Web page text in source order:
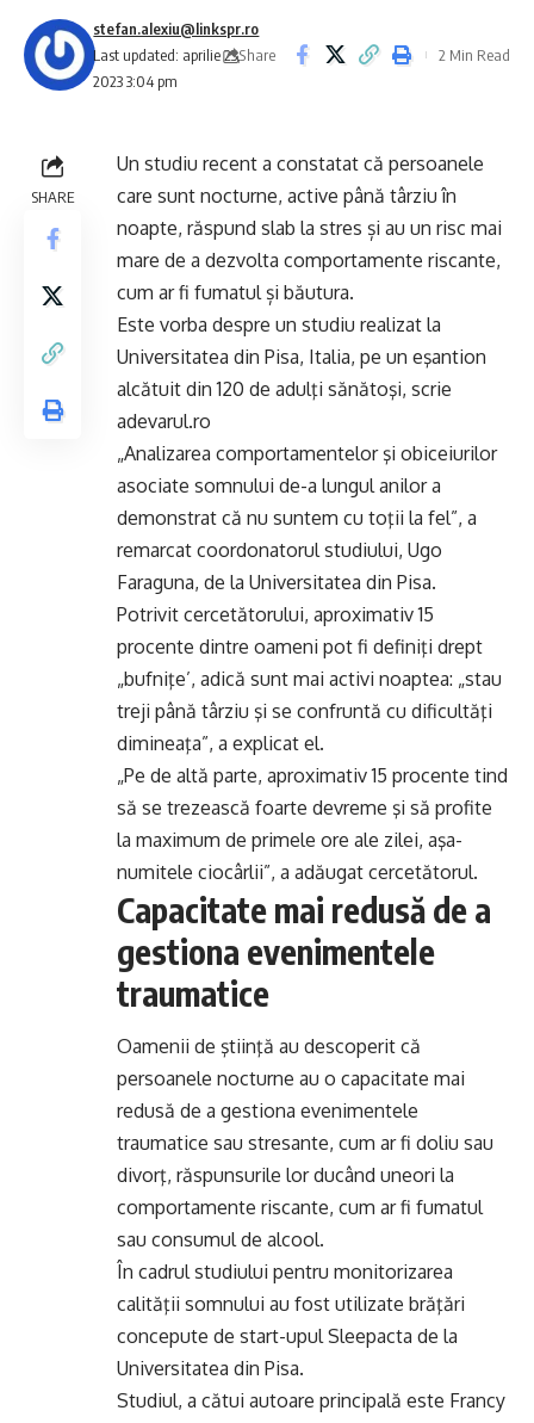
Last updated: aprilie 23,
2023 3:04 pm
stefan.alexiu@linkspr.ro
Share
2 Min Read
SHARE
Un studiu recent a constatat că persoanele
care sunt nocturne, active până târziu în
noapte, răspund slab la stres și au un risc mai
mare de a dezvolta comportamente riscante,
cum ar fi fumatul și băutura.
Este vorba despre un studiu realizat la
Universitatea din Pisa, Italia, pe un eşantion
alcătuit din 120 de adulţi sănătoşi, scrie
adevarul.ro
„Analizarea comportamentelor şi obiceiurilor
asociate somnului de-a lungul anilor a
demonstrat că nu suntem cu toţii la fel”, a
remarcat coordonatorul studiului, Ugo
Faraguna, de la Universitatea din Pisa.
Potrivit cercetătorului, aproximativ 15
procente dintre oameni pot fi definiţi drept
„bufniţe’, adică sunt mai activi noaptea: „stau
treji până târziu şi se confruntă cu dificultăţi
dimineaţa”, a explicat el.
„Pe de altă parte, aproximativ 15 procente tind
să se trezească foarte devreme şi să profite
la maximum de primele ore ale zilei, aşa-
numitele ciocârlii”, a adăugat cercetătorul.
Capacitate mai redusă de a
gestiona evenimentele
traumatice
Oamenii de ştiinţă au descoperit că
persoanele nocturne au o capacitate mai
redusă de a gestiona evenimentele
traumatice sau stresante, cum ar fi doliu sau
divorţ, răspunsurile lor ducând uneori la
comportamente riscante, cum ar fi fumatul
sau consumul de alcool.
În cadrul studiului pentru monitorizarea
calităţii somnului au fost utilizate brăţări
concepute de start-upul Sleepacta de la
Universitatea din Pisa.
Studiul, a cătui autoare principală este Francy